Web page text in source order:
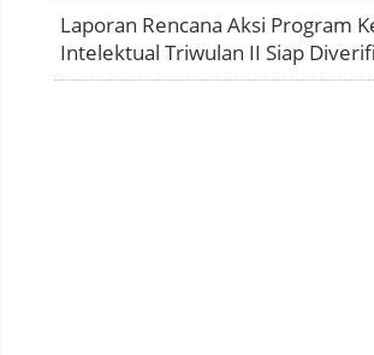
Laporan Rencana Aksi Program
Intelektual Triwulan II Siap